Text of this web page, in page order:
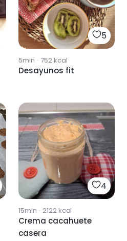
5
5min · 752kcal
Desayunos fit
4
15min · 2122kcal
Crema cacahuete
casera